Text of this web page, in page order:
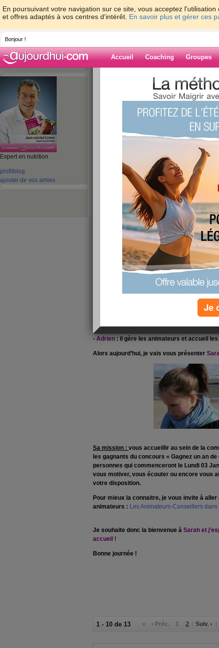
En poursuivant votre navigation sur ce site, vous acceptez
et offres adaptés à vos centres d'intérêt. En savoir plus et gérer ces
Bonjour !
Accueil Coaching Groupes
Expert en nutrition
profil blog
ajouter de vos amies
> jeanmichelcohen
membre de l'équipe Savoir Maigrir
Blog de
Venez découvrir
membre de
publié le 14/12/2010 à 11:34
Bonjour à toutes et à tous,
Vous le savez peut être, notre équipe
nouveau membre : Sarah Le Quellec !
Vous connaissez bien sûr déjà :
(Astrid, Lucie,
tous les jours, suivent votre évolution ...
(Jenny, Anelor, Léna,
conseillent, vous écoutent, vous donnent de
et dès cela est possible elle vous fait des
- Adrien : il gère les animateurs et accueil
Alors aujourd’hui, je vais vous présenter
Sa mission : vous accueillir au sein de la
les gagnants du concours « Gagnez un an
personnes qui commenceront le Lundi 03
vous motiver, vous écouter ou encore vous
votre disposition.
Pour mieux la connaitre, je vous invite à
animateurs : Les Animateurs-Conseillers dans
Je souhaite donc la bienvenue à Sarah et
accueil !
Bonne journée !
1 - 10 de 13 « ‹ Préc. 1 2 Suiv. ›
Je